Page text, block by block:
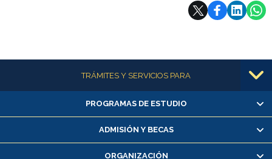
Más informaciónTRÁMITES Y SERVICIOS PARA
Alumnas/os y exalumnas/os
Matrícula en línea
Inscripción y cambio de asignaturas
PROGRAMAS DE ESTUDIO
ADMISIÓN Y BECAS
ORGANIZACIÓN